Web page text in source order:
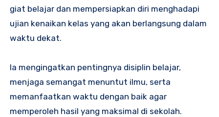
giat belajar dan mempersiapkan diri menghadapi
ujian kenaikan kelas yang akan berlangsung dalam
waktu dekat.
Ia mengingatkan pentingnya disiplin belajar,
menjaga semangat menuntut ilmu, serta
memanfaatkan waktu dengan baik agar
memperoleh hasil yang maksimal di sekolah.